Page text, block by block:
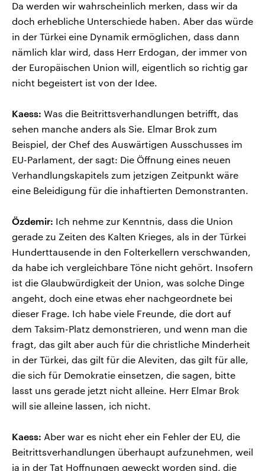
Da werden wir wahrscheinlich merken, dass wir da
doch erhebliche Unterschiede haben. Aber das würde
in der Türkei eine Dynamik ermöglichen, dass dann
nämlich klar wird, dass Herr Erdogan, der immer von
der Europäischen Union will, eigentlich so richtig gar
nicht begeistert ist von der Idee.
Kaess: Was die Beitrittsverhandlungen betrifft, das
sehen manche anders als Sie. Elmar Brok zum
Beispiel, der Chef des Auswärtigen Ausschusses im
EU-Parlament, der sagt: Die Öffnung eines neuen
Verhandlungskapitels zum jetzigen Zeitpunkt wäre
eine Beleidigung für die inhaftierten Demonstranten.
Özdemir: Ich nehme zur Kenntnis, dass die Union
gerade zu Zeiten des Kalten Krieges, als in der Türkei
Hunderttausende in den Folterkellern verschwanden,
da habe ich vergleichbare Töne nicht gehört. Insofern
ist die Glaubwürdigkeit der Union, was solche Dinge
angeht, doch eine etwas eher nachgeordnete bei
dieser Frage. Ich habe viele Freunde, die dort auf
dem Taksim-Platz demonstrieren, und wenn man die
fragt, das gilt aber auch für die christliche Minderheit
in der Türkei, das gilt für die Aleviten, das gilt für alle,
die sich für Demokratie einsetzen, die sagen, bitte
lasst uns gerade jetzt nicht alleine. Herr Elmar Brok
will sie alleine lassen, ich nicht.
Kaess: Aber war es nicht eher ein Fehler der EU, die
Beitrittsverhandlungen überhaupt aufzunehmen, weil
ja in der Tat Hoffnungen geweckt worden sind, die